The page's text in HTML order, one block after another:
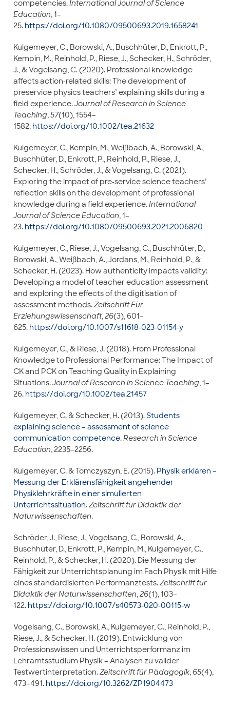
competencies.International Journal of Science
Education, 1–
25. https://doi.org/10.1080/09500693.2019.1658241
Kulgemeyer, C., Borowski, A., Buschhüter, D., Enkrott, P.,
Kempin, M., Reinhold, P., Riese, J., Schecker, H., Schröder,
J., & Vogelsang, C. (2020). Professional knowledge
affects action-related skills: The development of
preservice physics teachers’ explaining skills during a
field experience.Journal of Research in Science
Teaching,57(10), 1554–
1582. https://doi.org/10.1002/tea.21632
Kulgemeyer, C., Kempin, M., Weißbach, A., Borowski, A.,
Buschhüter, D., Enkrott, P., Reinhold, P., Riese, J.,
Schecker, H., Schröder, J., & Vogelsang, C. (2021).
Exploring the impact of pre-service science teachers’
reflection skills on the development of professional
knowledge during a field experience.International
Journal of Science Education, 1–
23. https://doi.org/10.1080/09500693.2021.2006820
Kulgemeyer, C., Riese, J., Vogelsang, C., Buschhüter, D.,
Borowski, A., Weißbach, A., Jordans, M., Reinhold, P., &
Schecker, H. (2023). How authenticity impacts validity:
Developing a model of teacher education assessment
and exploring the effects of the digitisation of
assessment methods.Zeitschrift Für
Erziehungswissenschaft,26(3), 601–
625. https://doi.org/10.1007/s11618-023-01154-y
Kulgemeyer, C., & Riese, J. (2018). From Professional
Knowledge to Professional Performance: The Impact of
CK and PCK on Teaching Quality in Explaining
Situations.Journal of Research in Science Teaching, 1–
26. https://doi.org/10.1002/tea.21457
Kulgemeyer, C. & Schecker, H. (2013).Students
explaining science – assessment of science
communication competence.Research in Science
Education, 2235–2256.
Kulgemeyer, C. & Tomczyszyn, E. (2015). Physik erklären –
Messung der Erklärensfähigkeit angehender
Physiklehrkräfte in einer simulierten
Unterrichtssituation.Zeitschrift für Didaktik der
Naturwissenschaften.
Schröder, J., Riese, J., Vogelsang, C., Borowski, A.,
Buschhüter, D., Enkrott, P., Kempin, M., Kulgemeyer, C.,
Reinhold, P., & Schecker, H. (2020). Die Messung der
Fähigkeit zur Unterrichtsplanung im Fach Physik mit Hilfe
eines standardisierten Performanztests.Zeitschrift für
Didaktik der Naturwissenschaften,26(1), 103–
122. https://doi.org/10.1007/s40573-020-00115-w
Vogelsang, C., Borowski, A., Kulgemeyer, C., Reinhold, P.,
Riese, J., & Schecker, H. (2019). Entwicklung von
Professionswissen und Unterrichtsperformanz im
Lehramtsstudium Physik – Analysen zu valider
Testwertinterpretation.Zeitschrift für Pädagogik, 65(4),
473–491. https://doi.org/10.3262/ZP1904473